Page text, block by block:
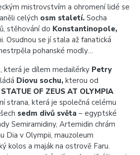
mistrovstvím a ohromení lidé se
celých osm staletí. Socha
stěhování do Konstantinopole,
Osudnou se jí stala až fanatická
pohanské modly…
která je dílem medailérky Petry
Diovu sochu, kterou od
OF ZEUS AT OLYMPIA
strana, která je společná celému
sedm divů světa – egyptské
Semiramidiny, Artemidin chrám
Dia v Olympii, mauzoleum
kolos a maják na ostrově Faru.